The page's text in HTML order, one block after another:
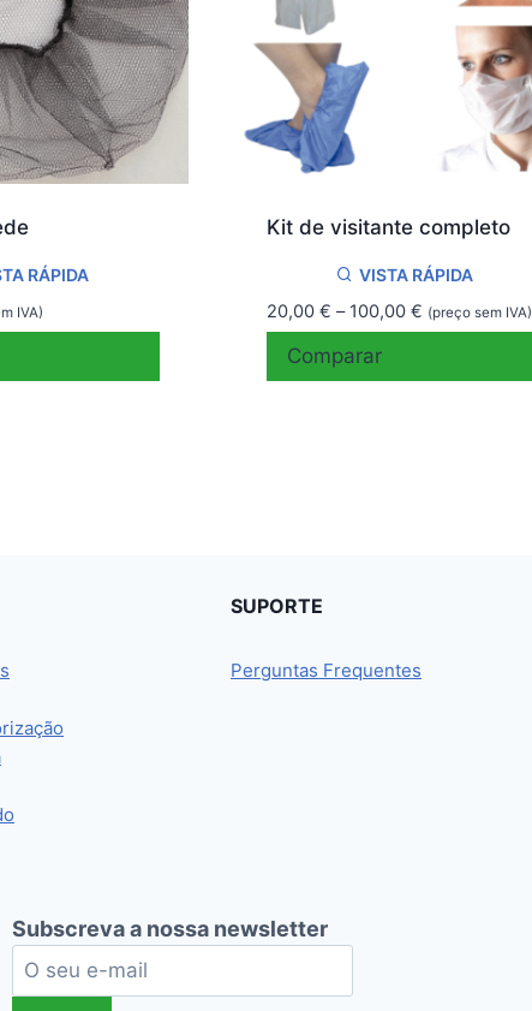
RÁPIDA
IVA)
Kit de visitante completo
VISTA RÁPIDA
20,00 € – 100,00 €Price
range:
(preço sem IVA)
Comparar
SUPORTE
Perguntas Frequentes
Subscreva a nossa newsletter